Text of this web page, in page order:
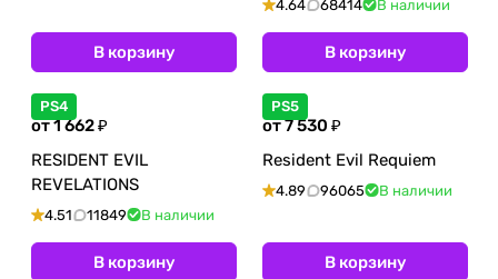
В корзину
4.64 68414 В наличии
В корзину
PS4
от 1 662 ₽
RESIDENT EVIL
REVELATIONS
4.51 11849 В наличии
В корзину
PS5
от 7 530 ₽
Resident Evil Requiem
4.89 96065 В наличии
В корзину